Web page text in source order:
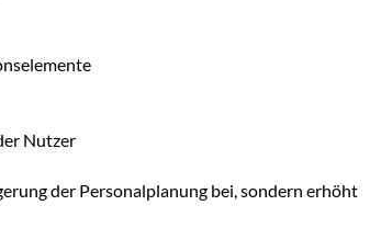
Nutzer
der Personalplanung bei, sondern erhöht